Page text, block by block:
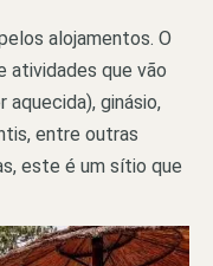
alojamentos. O
atividades que vão
ginásio,
entre outras
este é um sítio que